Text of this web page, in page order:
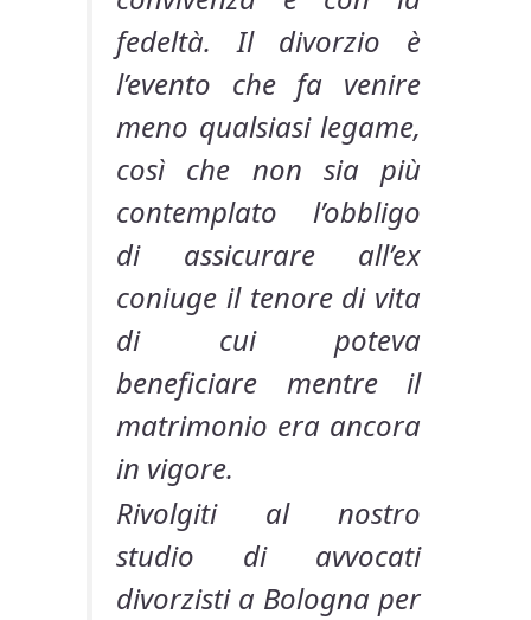
fedeltà. Il divorzio è
l’evento che fa venire
meno qualsiasi legame,
così che non sia più
contemplato l’obbligo
di assicurare all’ex
coniuge il tenore di vita
di cui poteva
beneficiare mentre il
matrimonio era ancora
in vigore.
Rivolgiti al nostro
studio di avvocati
divorzisti a Bologna per